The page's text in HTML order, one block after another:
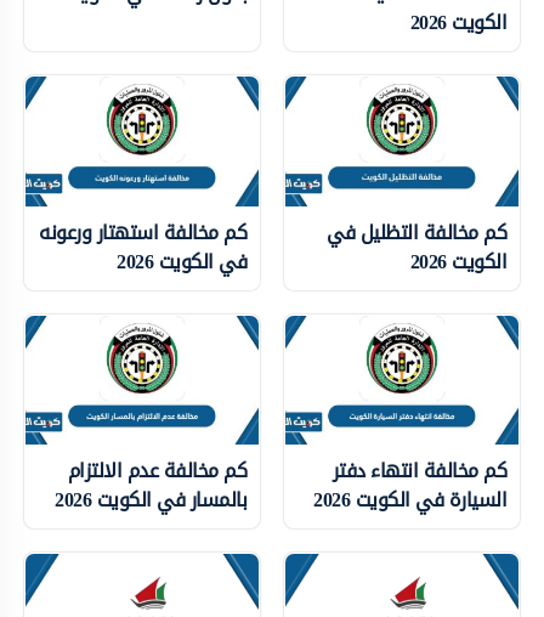
الكويت 2026
كم مخالفة التظليل في
الكويت 2026
كم مخالفة استهتار ورعونه
في الكويت 2026
كم مخالفة انتهاء دفتر
السيارة في الكويت 2026
كم مخالفة عدم الالتزام
بالمسار في الكويت 2026